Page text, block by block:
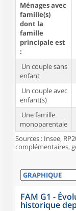
Ménages avec
famille(s)
dont la
famille
principale est
:
Un couple sans
enfant
Un couple avec
enfant(s)
Une famille
monoparentale
Sources : Insee,
complémentaires,
FAM G1 -
historique